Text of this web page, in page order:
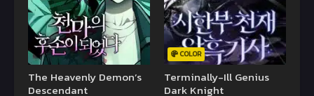
The Heavenly Demon’s
Descendant
COLOR
Terminally-Ill Genius
Dark Knight